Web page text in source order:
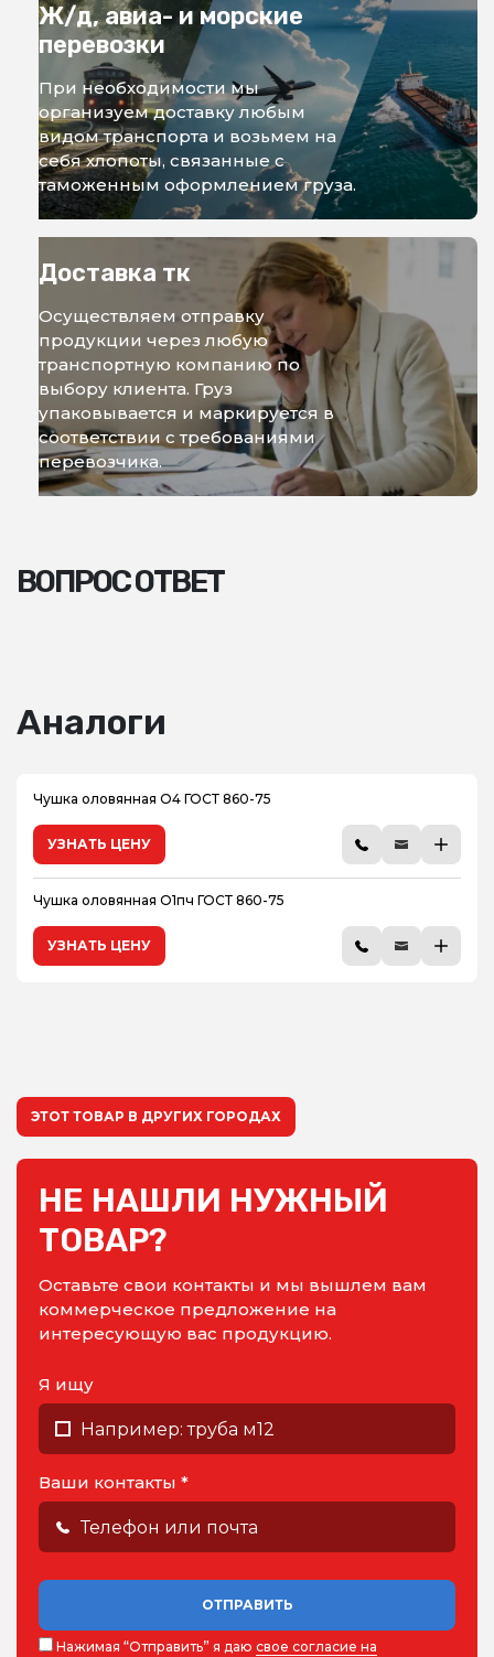
Ж/д, авиа- и морские
перевозки
При необходимости мы
организуем доставку любым
видом транспорта и возьмем на
себя хлопоты, связанные с
таможенным оформлением груза.
Доставка тк
Осуществляем отправку
продукции через любую
транспортную компанию по
выбору клиента. Груз
упаковывается и маркируется в
соответствии с требованиями
перевозчика.
ВОПРОС ОТВЕТ
Аналоги
Чушка оловянная О4 ГОСТ 860-75
УЗНАТЬ ЦЕНУ
Чушка оловянная О1пч ГОСТ 860-75
УЗНАТЬ ЦЕНУ
ЭТОТ ТОВАР В ДРУГИХ ГОРОДАХ
НЕ НАШЛИ НУЖНЫЙ
ТОВАР?
Оставьте свои контакты и мы вышлем вам
коммерческое предложение на
интересующую вас продукцию.
Я ищу
Ваши контакты *
ОТПРАВИТЬ
Нажимая “Отправить” я даю свое согласие на